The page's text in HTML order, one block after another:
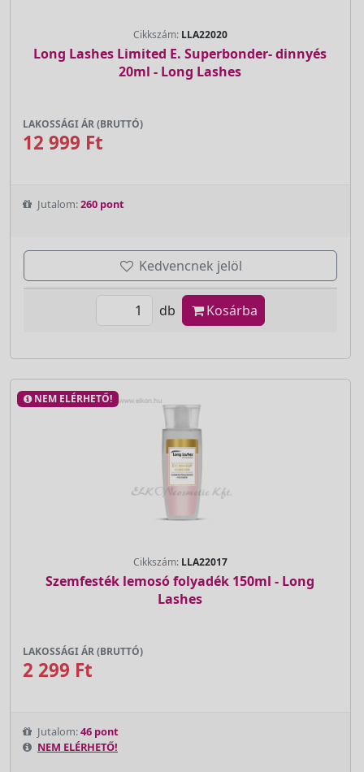
Cikkszám: LLA22020
Long Lashes Limited E. Superbonder- dinnyés
20ml - Long Lashes
LAKOSSÁGI ÁR (BRUTTÓ)
12 999 Ft
Jutalom:260 pont
Kedvencnek jelöl
db Kosárba
NEM ELÉRHETŐ!
Cikkszám: LLA22017
Szemfesték lemosó folyadék 150ml - Long
Lashes
LAKOSSÁGI ÁR (BRUTTÓ)
2 299 Ft
Jutalom:46 pont
NEM ELÉRHETŐ!